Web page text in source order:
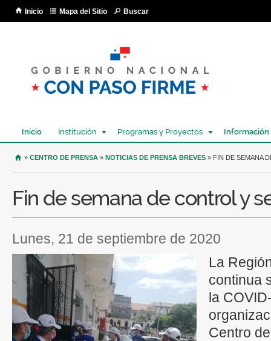
Inicio Mapa del Sitio Buscar
Inicio Institución Programas y Proyectos Información
USTED SE ENCUENTRA AQUÍ
» CENTRO DE PRENSA » NOTICIAS DE PRENSA BREVES » FIN DE SEMANA
Fin de semana de control y
lunes, 21 de septiembre de 2020
La
continua
la
Centro